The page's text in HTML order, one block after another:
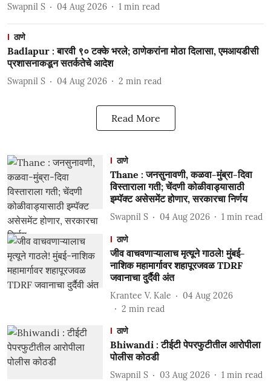
Swapnil S 04 Aug 2026 1 min read
ठाणे
Badlapur : बारवी ९० टक्के भरले; ठाणेकरांना मोठा दिलासा, एमआयडीसी
प्रशासनाकडून सतर्कतेचे आदेश
Swapnil S 04 Aug 2026 2 min read
Read More
ठाणे
Thane : जनसुनावणी, कळवा-मुंब्रा-दिवा
विस्ताराला गती; चेंदणी कोळीवाड्यासाठी
इम्पॅक्ट असेसमेंट होणार, सरकारचा निर्णय
Swapnil S 04 Aug 2026 1 min read
ठाणे
जीव वाचवणाऱ्यालाच मृत्यूने गाठले! मुंबई-
नाशिक महामार्गावर शहापूरजवळ TDRF
जवानाचा दुर्दैवी अंत
Krantee V. Kale
04 Aug 2026
2 min read
ठाणे
Bhiwandi : टीईटी पेपरफुटीतील आरोपीला
पोलीस कोठडी
Swapnil S 03 Aug 2026 1 min read